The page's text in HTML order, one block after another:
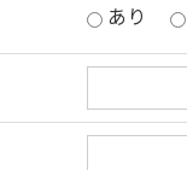
あり